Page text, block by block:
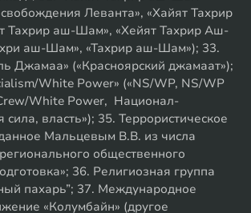
Леванта», «Хайят Тахрир
Тахрир аш-Шам», «Хейят Тахрир Аш-
аш-Шам», «Тахрир аш-Шам»); 33.
Джамаа» («Красноярский джамаат»);
White Power» («NS/WP, NS/WP
White Power, Национал-
власть»); 35. Террористическое
Мальцевым В.В. из числа
общественного
36. Религиозная группа
пахарь”; 37. Международное
«Колумбайн» (другое